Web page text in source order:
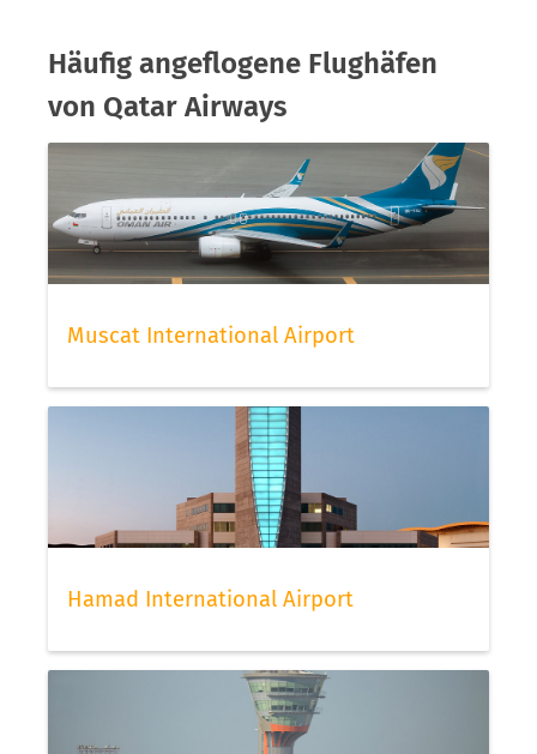
Häufig angeflogene Flughäfen
von Qatar Airways
Muscat International Airport
Hamad International Airport